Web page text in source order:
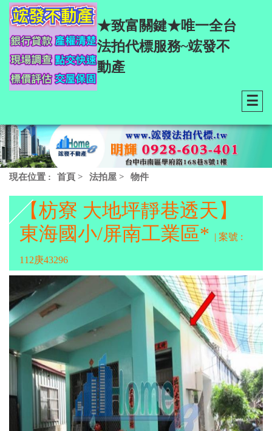
★致富關鍵★唯一全台
法拍代標服務~竤發不
動產
☰
現在位置 : 首頁 > 法拍屋 > 物件
【枋寮 大地坪靜巷透天】
東海國小/屏南工業區* | 案號 :
112庚43296